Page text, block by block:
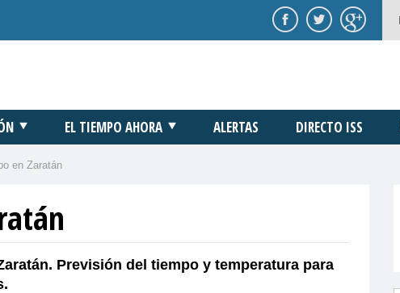
EL TIEMPO AHORA ALERTAS DIRECTO ISS
en Zaratán
Previsión del tiempo y temperatura para